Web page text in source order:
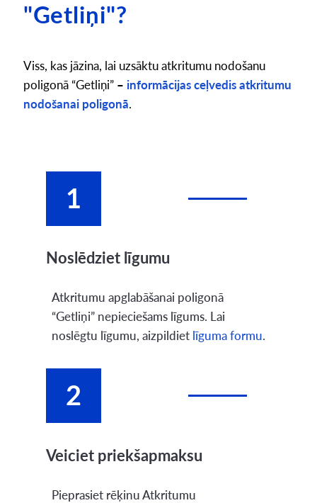
"Getliņi"?
Viss, kas jāzina, lai uzsāktu atkritumu nodošanu
poligonā “Getliņi” – informācijas ceļvedis atkritumu
nodošanai poligonā.
1
Noslēdziet līgumu
Atkritumu apglabāšanai poligonā
“Getliņi” nepieciešams līgums. Lai
noslēgtu līgumu, aizpildiet līguma formu.
2
Veiciet priekšapmaksu
Pieprasiet rēķinu Atkritumu